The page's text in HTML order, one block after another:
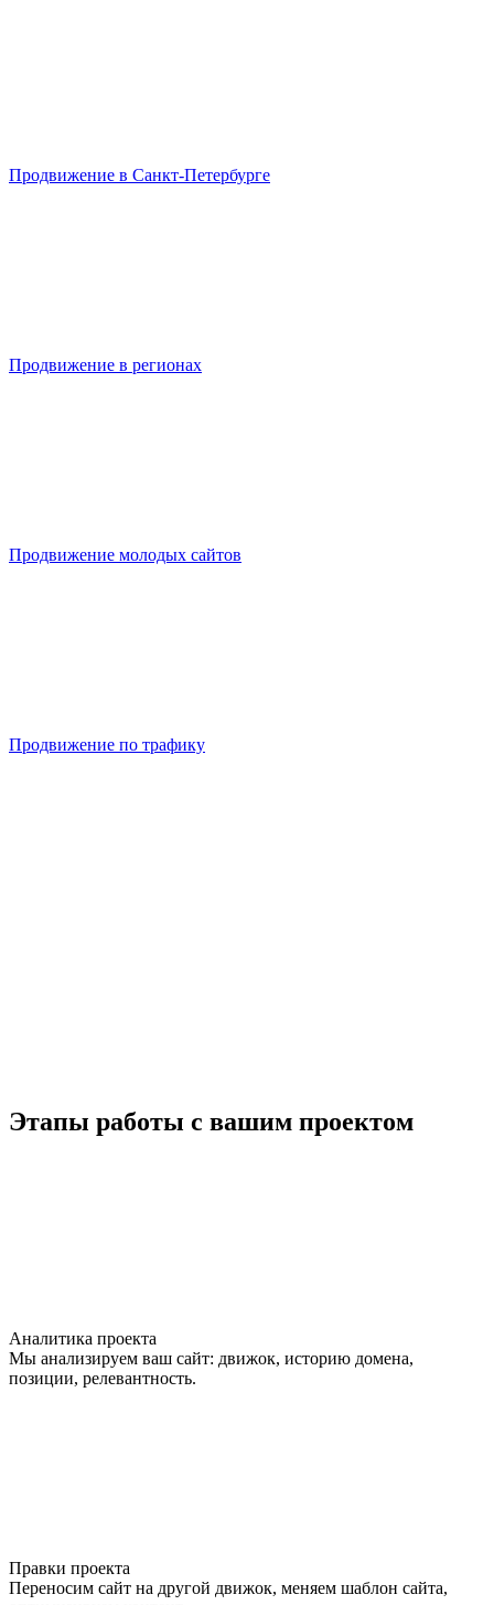
Продвижение в Санкт-Петербурге
Продвижение в регионах
Продвижение молодых сайтов
Продвижение по трафику
Этапы работы с вашим проектом
Аналитика проекта
Мы анализируем ваш сайт: движок, историю домена,
позиции, релевантность.
Правки проекта
Переносим сайт на другой движок, меняем шаблон сайта,